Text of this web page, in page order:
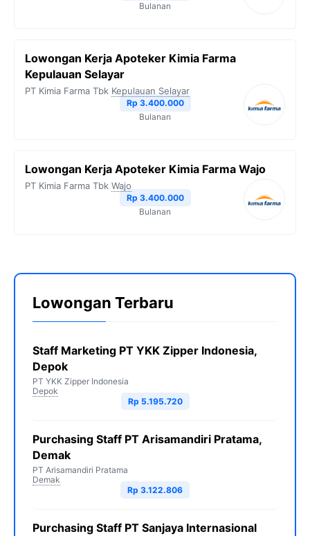
Bulanan
Lowongan Kerja Apoteker Kimia Farma
Kepulauan Selayar
PT Kimia Farma Tbk Kepulauan Selayar
Rp 3.400.000
Bulanan
Lowongan Kerja Apoteker Kimia Farma Wajo
PT Kimia Farma Tbk Wajo
Rp 3.400.000
Bulanan
Lowongan Terbaru
Staff Marketing PT YKK Zipper Indonesia,
Depok
PT YKK Zipper Indonesia
Depok
Rp 5.195.720
Purchasing Staff PT Arisamandiri Pratama,
Demak
PT Arisamandiri Pratama
Demak
Rp 3.122.806
Purchasing Staff PT Sanjaya Internasional